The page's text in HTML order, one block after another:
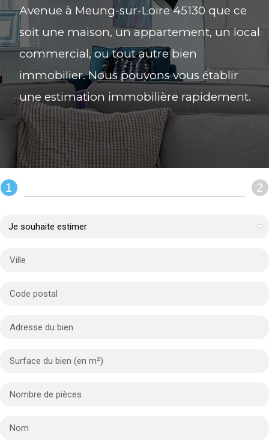
Avenue à Meung-sur-Loire 45130 que ce
soit une maison, un appartement, un local
commercial, ou tout autre bien
immobilier. Nous pouvons vous établir
une estimation immobilière rapidement.
REMPLIR LE FORMULAIRE :
1 2